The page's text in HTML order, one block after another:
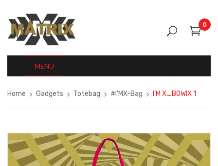
0
MENU
Home Gadgets Totebag #I'MX-Bag I’M X_BOWIX 1